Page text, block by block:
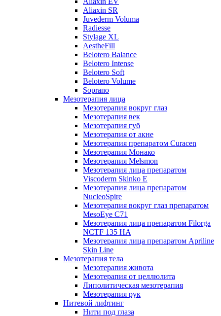
Aliaxin SR
Juvederm Voluma
Radiesse
Stylage XL
AestheFill
Belotero Balance
Belotero Intense
Belotero Soft
Belotero Volume
Soprano
Мезотерапия лица
Мезотерапия вокруг глаз
Мезотерапия век
Мезотерапия губ
Мезотерапия от акне
Мезотерапия препаратом Curacen
Мезотерапия Монако
Мезотерапия Melsmon
Мезотерапия лица препаратом
Viscoderm Skinko E
Мезотерапия лица препаратом
NucleoSpire
Мезотерапия вокруг глаз препаратом
MesoEye С71
Мезотерапия лица препаратом Filorga
NCTF 135 HA
Мезотерапия лица препаратом Apriline
Skin Line
Мезотерапия тела
Мезотерапия живота
Мезотерапия от целлюлита
Липолитическая мезотерапия
Мезотерапия рук
Нитевой лифтинг
Нити под глаза